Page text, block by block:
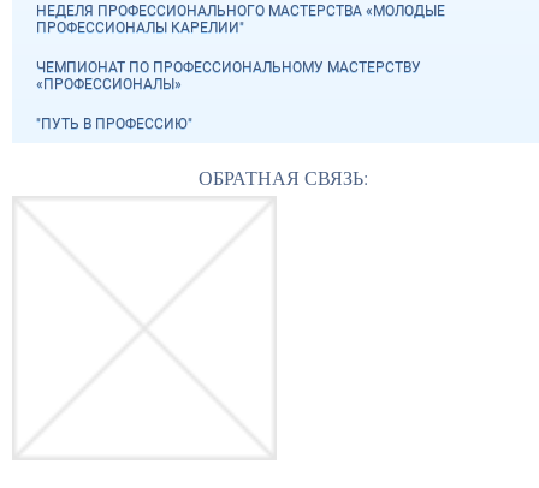
НЕДЕЛЯ ПРОФЕССИОНАЛЬНОГО МАСТЕРСТВА «МОЛОДЫЕ
ПРОФЕССИОНАЛЫ КАРЕЛИИ"
ЧЕМПИОНАТ ПО ПРОФЕССИОНАЛЬНОМУ МАСТЕРСТВУ
«ПРОФЕССИОНАЛЫ»
"ПУТЬ В ПРОФЕССИЮ"
ОБРАТНАЯ СВЯЗЬ: